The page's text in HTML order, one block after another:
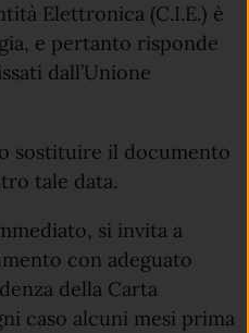
Elettronica (C.I.E.) è
e pertanto risponde
dall’Unione
sostituire il documento
tale data.
si invita a
con adeguato
della Carta
caso alcuni mesi prima